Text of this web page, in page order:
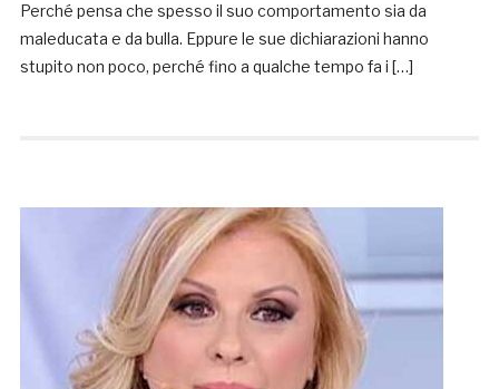
Perché pensa che spesso il suo comportamento sia da
maleducata e da bulla. Eppure le sue dichiarazioni hanno
stupito non poco, perché fino a qualche tempo fa i […]